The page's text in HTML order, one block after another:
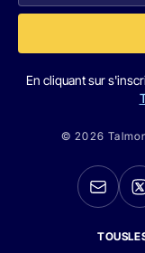
En cliquant sur
© 2026